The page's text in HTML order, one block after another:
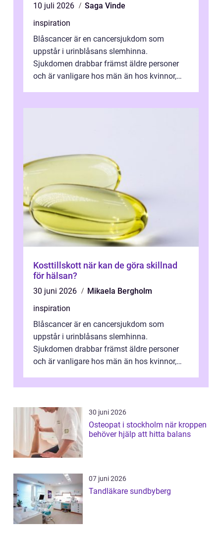
10 juli 2026
Saga Vinde
inspiration
Blåscancer är en cancersjukdom som
uppstår i urinblåsans slemhinna.
Sjukdomen drabbar främst äldre personer
och är vanligare hos män än hos kvinnor,
Kosttillskott när kan de göra skillnad
för hälsan?
30 juni 2026
Mikaela Bergholm
inspiration
Blåscancer är en cancersjukdom som
uppstår i urinblåsans slemhinna.
Sjukdomen drabbar främst äldre personer
och är vanligare hos män än hos kvinnor,
förändringarna u...
30 juni 2026
Osteopat i stockholm när kroppen
behöver hjälp att hitta balans
07 juni 2026
Tandläkare sundbyberg